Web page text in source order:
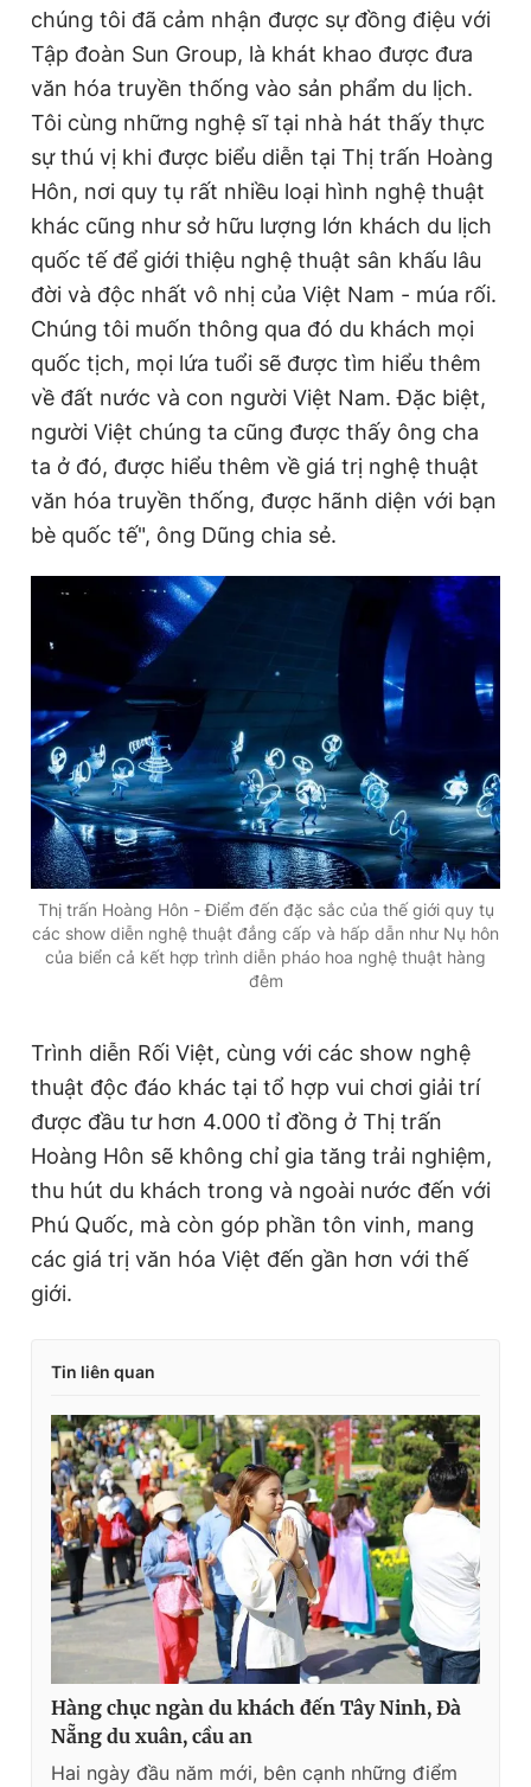
chúng tôi đã cảm nhận được sự đồng điệu với
Tập đoàn Sun Group, là khát khao được đưa
văn hóa truyền thống vào sản phẩm du lịch.
Tôi cùng những nghệ sĩ tại nhà hát thấy thực
sự thú vị khi được biểu diễn tại Thị trấn Hoàng
Hôn, nơi quy tụ rất nhiều loại hình nghệ thuật
khác cũng như sở hữu lượng lớn khách du lịch
quốc tế để giới thiệu nghệ thuật sân khấu lâu
đời và độc nhất vô nhị của Việt Nam - múa rối.
Chúng tôi muốn thông qua đó du khách mọi
quốc tịch, mọi lứa tuổi sẽ được tìm hiểu thêm
về đất nước và con người Việt Nam. Đặc biệt,
người Việt chúng ta cũng được thấy ông cha
ta ở đó, được hiểu thêm về giá trị nghệ thuật
văn hóa truyền thống, được hãnh diện với bạn
bè quốc tế", ông Dũng chia sẻ.
Thị trấn Hoàng Hôn - Điểm đến đặc sắc của thế giới quy tụ
các show diễn nghệ thuật đẳng cấp và hấp dẫn như Nụ hôn
của biển cả kết hợp trình diễn pháo hoa nghệ thuật hàng
đêm
Trình diễn Rối Việt, cùng với các show nghệ
thuật độc đáo khác tại tổ hợp vui chơi giải trí
được đầu tư hơn 4.000 tỉ đồng ở Thị trấn
Hoàng Hôn sẽ không chỉ gia tăng trải nghiệm,
thu hút du khách trong và ngoài nước đến với
Phú Quốc, mà còn góp phần tôn vinh, mang
các giá trị văn hóa Việt đến gần hơn với thế
giới.
Tin liên quan
Hàng chục ngàn du khách đến Tây Ninh, Đà
Nẵng du xuân, cầu an
Hai ngày đầu năm mới, bên cạnh những điểm